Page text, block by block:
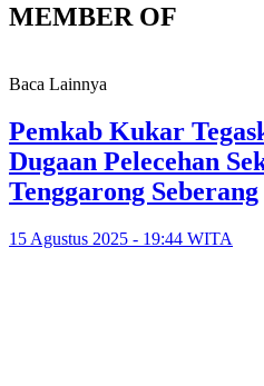
MEMBER OF
Baca Lainnya
Pemkab Kukar
Dugaan Pelecehan
Tenggarong Seberang
15 Agustus 2025 - 19:44 WITA